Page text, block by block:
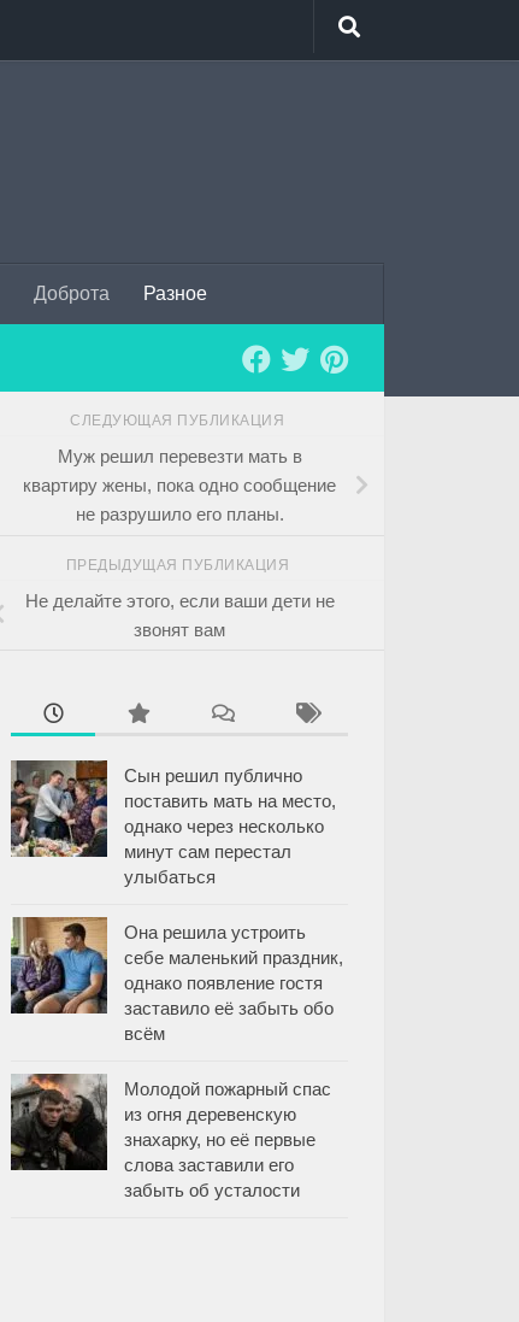
Доброта Разное
СЛЕДУЮЩАЯ ПУБЛИКАЦИЯ
Муж решил перевезти мать в
квартиру жены, пока одно сообщение
не разрушило его планы.
ПРЕДЫДУЩАЯ ПУБЛИКАЦИЯ
Не делайте этого, если ваши дети не
звонят вам
Сын решил публично
поставить мать на место,
однако через несколько
минут сам перестал
улыбаться
Она решила устроить
себе маленький праздник,
однако появление гостя
заставило её забыть обо
всём
Молодой пожарный спас
из огня деревенскую
знахарку, но её первые
слова заставили его
забыть об усталости